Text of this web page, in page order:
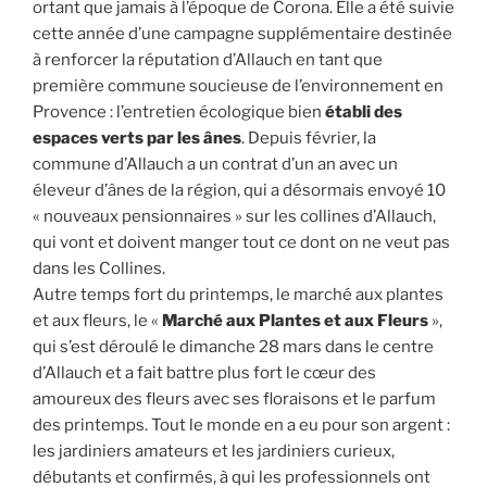
ortant que jamais à l’époque de Corona. Elle a été suivie
cette année d’une campagne supplémentaire destinée
à renforcer la réputation d’Allauch en tant que
première commune soucieuse de l’environnement en
Provence : l’entretien écologique bien établi des
espaces verts par les ânes. Depuis février, la
commune d’Allauch a un contrat d’un an avec un
éleveur d’ânes de la région, qui a désormais envoyé 10
« nouveaux pensionnaires » sur les collines d’Allauch,
qui vont et doivent manger tout ce dont on ne veut pas
dans les Collines.
Autre temps fort du printemps, le marché aux plantes
et aux fleurs, le « Marché aux Plantes et aux Fleurs »,
qui s’est déroulé le dimanche 28 mars dans le centre
d’Allauch et a fait battre plus fort le cœur des
amoureux des fleurs avec ses floraisons et le parfum
des printemps. Tout le monde en a eu pour son argent :
les jardiniers amateurs et les jardiniers curieux,
débutants et confirmés, à qui les professionnels ont